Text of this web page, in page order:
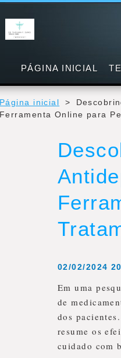
Página inicial >
Ferramenta Online para
02/02/2024
Em uma
de
dos
resume os
cuidado com
PÁGINA INICIAL